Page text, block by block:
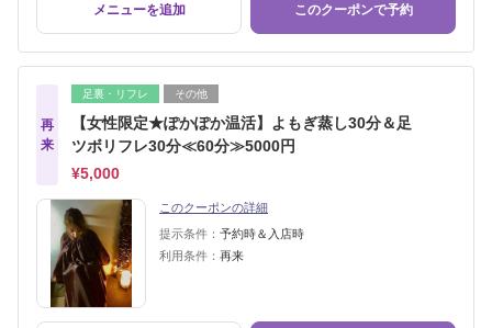
メニューを追加 このクーポンで予約
再
来
足裏・リフレ その他
【女性限定★ぽかぽか温活】よもぎ蒸し30分＆足
ツボリフレ30分≪60分≫5000円
¥5,000
このクーポンの詳細
提示条件： 予約時＆入店時
利用条件： 再来